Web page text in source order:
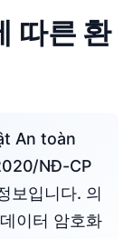
따른 환
NĐ-CP
보입니다. 의
이터 암호화